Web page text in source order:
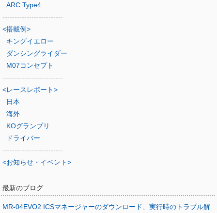
ARC Type4
-------------------------
<搭載例>
キングイエロー
ダンシングライダー
M07コンセプト
-------------------------
<レースレポート>
日本
海外
KOグランプリ
ドライバー
-------------------------
<お知らせ・イベント>
最新のブログ
MR-04EVO2 ICSマネージャーのダウンロード、実行時のトラブル解